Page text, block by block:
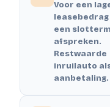
Voor een
leasebedrag
een
afspreken.
Restwaarde
inruilauto
aanbetaling.